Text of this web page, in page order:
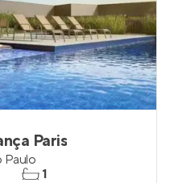
Paris
Paulo
1